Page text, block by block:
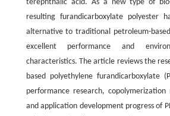
terephthalic acid. As a new type of
resulting furandicarboxylate polyester
alternative to traditional petroleum-
excellent performance and
characteristics. The article reviews the
based polyethylene furandicarboxylate
performance research, copolymerization
and application development progress of